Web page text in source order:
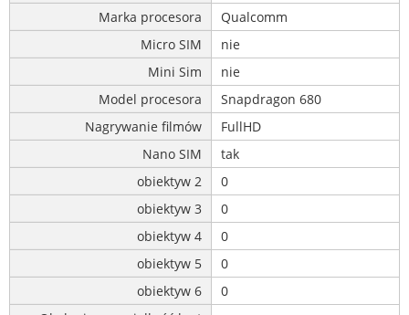
Marka procesora
Qualcomm
Micro SIM
nie
Mini Sim
nie
Model procesora
Snapdragon 680
Nagrywanie filmów
FullHD
Nano SIM
tak
obiektyw 2
0
obiektyw 3
0
obiektyw 4
0
obiektyw 5
0
obiektyw 6
0